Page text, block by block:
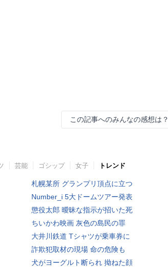
この記事へのみんなの感想は？
芸能 ゴシップ 女子 トレンド
札幌某所 グランプリ頂点に立つ
Number_i 5大ドームツアー発表
懲役太郎 曖昧な指示が招いた死
ちいかわ映画 灰色の島民の罪
大井川鉄道 Tシャツが乗車券に
詐欺犯取材の現場 命の危険も
犬がヨーグルト断られ 拗ねた顔